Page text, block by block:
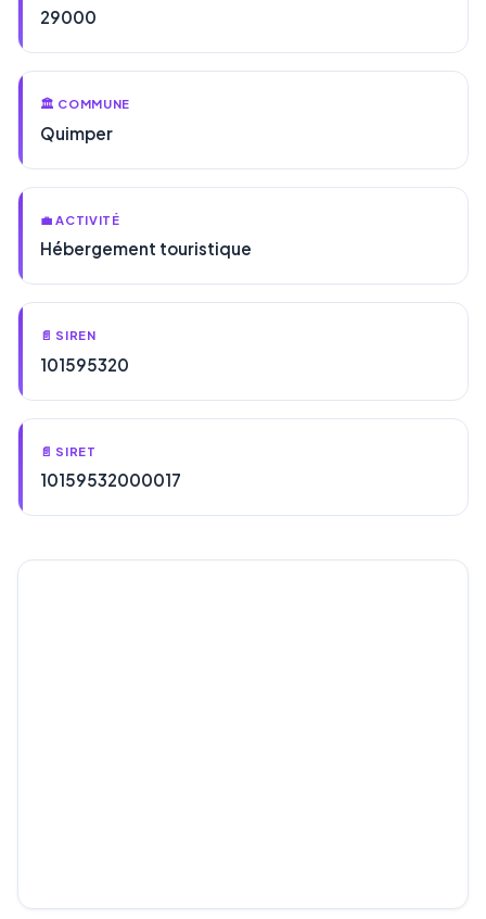
29000
🏛️ COMMUNE
Quimper
💼 ACTIVITÉ
Hébergement touristique
📄 SIREN
101595320
📄 SIRET
10159532000017